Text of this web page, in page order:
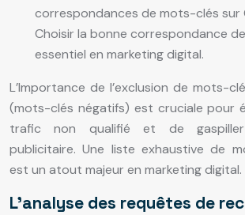
correspondances de mots-clés sur
Choisir la bonne correspondance
essentiel en marketing digital.
L’Importance de l’exclusion de mots-
(mots-clés négatifs) est cruciale pour
trafic non qualifié et de
publicitaire. Une liste exhaustive de
est un atout majeur en marketing digital.
L’analyse des requêtes de